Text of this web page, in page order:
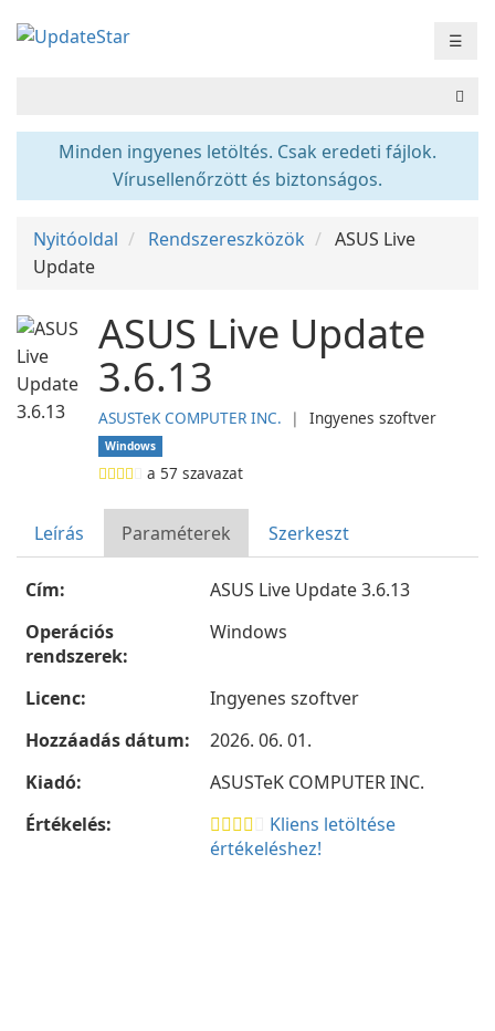
☰
Minden ingyenes letöltés. Csak eredeti fájlok.
Vírusellenőrzött és biztonságos.
Nyitóoldal Rendszereszközök
ASUS Live
Update
ASUS Live Update
3.6.13
ASUSTeK COMPUTER INC. ❘ Ingyenes szoftver
Windows
a 57 szavazat
Leírás Paraméterek Szerkeszt
Cím:
ASUS Live Update 3.6.13
Operációs
rendszerek:
Windows
Licenc:
Ingyenes szoftver
Hozzáadás dátum:
2026. 06. 01.
Kiadó:
ASUSTeK COMPUTER INC.
Értékelés:
Kliens letöltése
értékeléshez!